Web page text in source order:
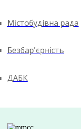
Містобудівна рада
Безбар'єрність
ДАБК